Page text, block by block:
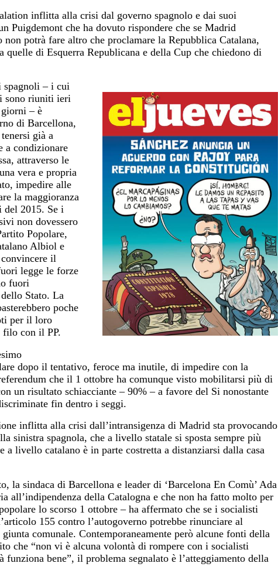
inflitta alla crisi dal governo spagnolo e dai suoi
Puigdemont che ha dovuto rispondere che se Madrid
non potrà fare altro che proclamare la Repubblica Catalana,
di Esquerra Republicana e della Cup che chiedono di
spagnoli – i cui
sono riuniti ieri
– è
di Barcellona,
già a
a condizionare
attraverso le
vera e propria
impedire alle
la maggioranza
del 2015. Se i
non dovessero
Popolare,
Albiol e
il
legge le forze
fuori
Stato. La
poche
per il loro
filo con il PP.
dopo il tentativo, feroce ma inutile, di impedire con la
che il 1 ottobre ha comunque visto mobilitarsi più di
un risultato schiacciante – 90% – a favore del Si nonostante
fin dentro i seggi.
inflitta alla crisi dall’intransigenza di Madrid sta provocando
sinistra spagnola, che a livello statale si sposta sempre più
a livello catalano è in parte costretta a distanziarsi dalla casa
la sindaca di Barcellona e leader di ‘Barcelona En Comù’ Ada
all’indipendenza della Catalogna e che non ha fatto molto per
lo scorso 1 ottobre – ha affermato che se i socialisti
155 contro l’autogoverno potrebbe rinunciare al
comunale. Contemporaneamente però alcune fonti della
che “non vi è alcuna volontà di rompere con i socialisti
bene”, il problema segnalato è l’atteggiamento della